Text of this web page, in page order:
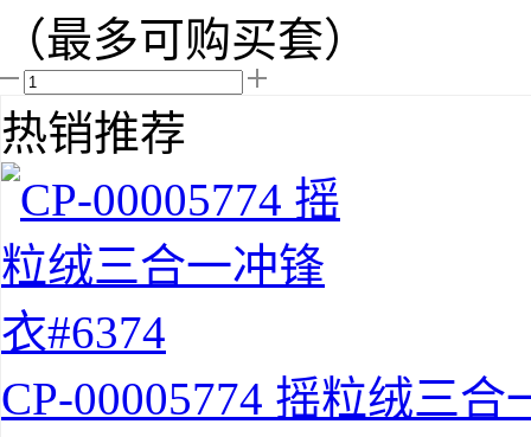
（最多可购买套）
热销推荐
CP-00005774 摇粒绒三合